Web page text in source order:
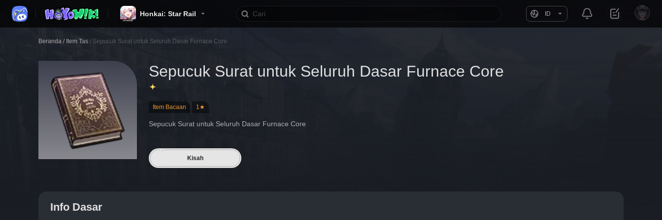
Honkai: Star Rail ID
Beranda / Item Tas / Sepucuk Surat untuk Seluruh Dasar Furnace Core
Sepucuk Surat untuk Seluruh Dasar Furnace Core
Item Bacaan 1★
Sepucuk Surat untuk Seluruh Dasar Furnace Core
Kisah
Info Dasar